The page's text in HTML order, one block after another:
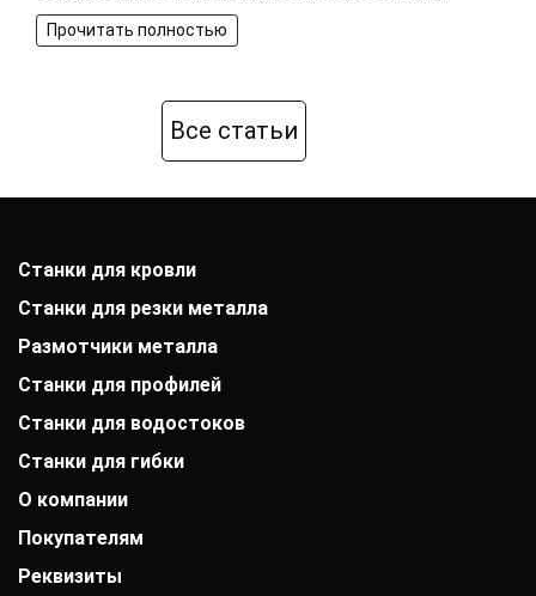
Прочитать полностью
Все статьи
Станки для кровли
Станки для резки металла
Размотчики металла
Станки для профилей
Станки для водостоков
Станки для гибки
О компании
История компании
Выставки
Покупателям
Оплата
Реквизиты